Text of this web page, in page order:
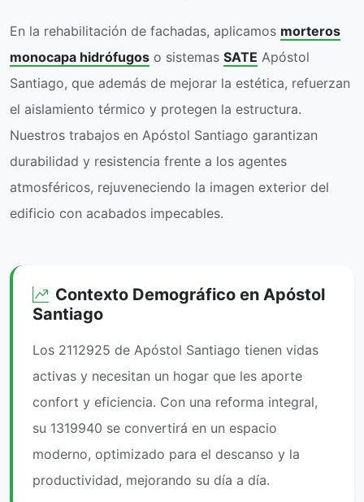
En la rehabilitación de fachadas, aplicamos morteros
monocapa hidrófugos o sistemas SATE Apóstol
Santiago, que además de mejorar la estética, refuerzan
el aislamiento térmico y protegen la estructura.
Nuestros trabajos en Apóstol Santiago garantizan
durabilidad y resistencia frente a los agentes
atmosféricos, rejuveneciendo la imagen exterior del
edificio con acabados impecables.
Contexto Demográfico en Apóstol
Santiago
Los 2112925 de Apóstol Santiago tienen vidas
activas y necesitan un hogar que les aporte
confort y eficiencia. Con una reforma integral,
su 1319940 se convertirá en un espacio
moderno, optimizado para el descanso y la
productividad, mejorando su día a día.